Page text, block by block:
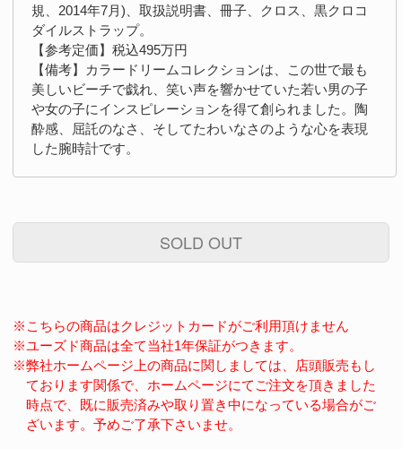
規、2014年7月)、取扱説明書、冊子、クロス、黒クロコ
ダイルストラップ。
【参考定価】税込495万円
【備考】カラードリームコレクションは、この世で最も
美しいビーチで戯れ、笑い声を響かせていた若い男の子
や女の子にインスピレーションを得て創られました。陶
酔感、屈託のなさ、そしてたわいなさのような心を表現
した腕時計です。
SOLD OUT
※こちらの商品はクレジットカードがご利用頂けません
※ユーズド商品は全て当社1年保証がつきます。
※弊社ホームページ上の商品に関しましては、店頭販売もし
ております関係で、ホームページにてご注文を頂きました
時点で、既に販売済みや取り置き中になっている場合がご
ざいます。予めご了承下さいませ。